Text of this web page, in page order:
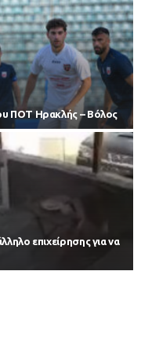
ΠΟΤ Ηρακλής – Βόλος
επιχείρησης για να